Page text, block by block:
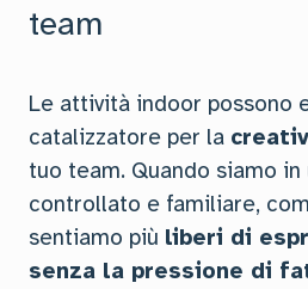
team
Le attività indoor possono
catalizzatore per la
tuo team. Quando siamo
controllato e familiare,
sentiamo più liberi di
senza la pressione di